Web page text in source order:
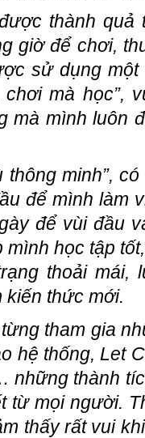
thành quả
giờ để chơi,
sử dụng
mà học”,
mà mình luôn
minh”,
để mình làm
để vùi đầu
học tập
thoải mái,
kiến thức mới.
tham gia
hệ thống, Let
những thành
từ mọi người.
thấy rất vui